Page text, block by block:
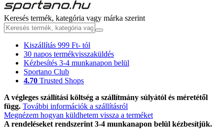
Keresés termék, kategória vagy márka szerint
Kiszállítás 999 Ft- tól
30 napos termékvisszaküldés
Kézbesítés 3-4 munkanapon belül
Sportano Club
4.70 Trusted Shops
A végleges szállítási költség a szállítmány súlyától és méretétől
függ. További információk a szállításról
Megnézem hogyan küldhetem vissza a terméket
A rendeléseket rendszerint 3-4 munkanapon belül kézbesítjük.